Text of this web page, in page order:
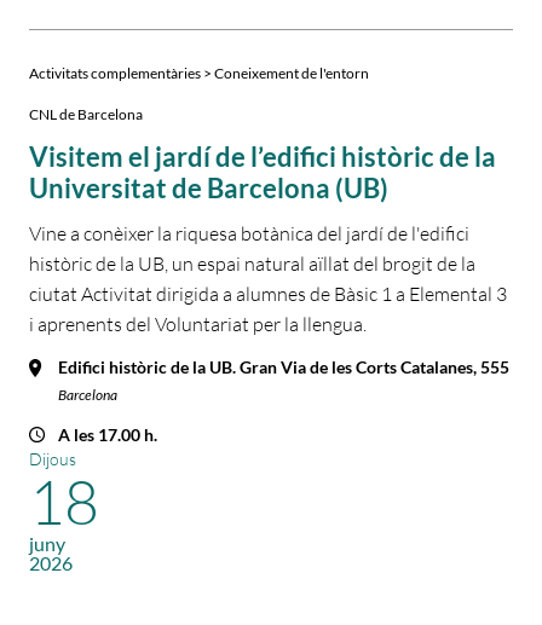
Activitats complementàries > Coneixement de l'entorn
CNL de Barcelona
Visitem el jardí de l’edifici històric de la
Universitat de Barcelona (UB)
Vine a conèixer la riquesa botànica del jardí de l'edifici
històric de la UB, un espai natural aïllat del brogit de la
ciutat Activitat dirigida a alumnes de Bàsic 1 a Elemental 3
i aprenents del Voluntariat per la llengua.
Edifici històric de la UB. Gran Via de les Corts Catalanes, 555
Barcelona
A les 17.00 h.
Dijous
18
juny
2026